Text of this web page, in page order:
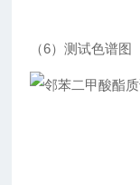
（6）测试色谱图